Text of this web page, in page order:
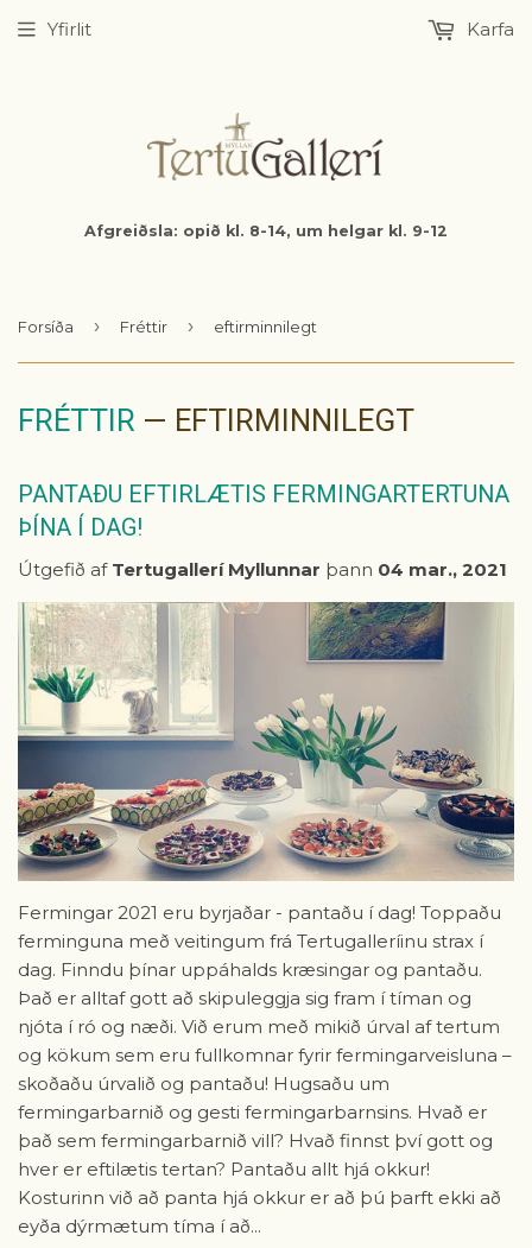
Afgreiðsla: opið kl. 8-14, um helgar kl. 9-12
Yfirlit Karfa
Forsíða › Fréttir › eftirminnilegt
FRÉTTIR — EFTIRMINNILEGT
PANTAÐU EFTIRLÆTIS FERMINGARTERTUNA
ÞÍNA Í DAG!
Útgefið af Tertugallerí Myllunnar þann 04 mar., 2021
Fermingar 2021 eru byrjaðar - pantaðu í dag! Toppaðu
ferminguna með veitingum frá Tertugalleríinu strax í
dag. Finndu þínar uppáhalds kræsingar og pantaðu.
Það er alltaf gott að skipuleggja sig fram í tíman og
njóta í ró og næði. Við erum með mikið úrval af tertum
og kökum sem eru fullkomnar fyrir fermingarveisluna –
skoðaðu úrvalið og pantaðu! Hugsaðu um
fermingarbarnið og gesti fermingarbarnsins. Hvað er
það sem fermingarbarnið vill? Hvað finnst því gott og
hver er eftilætis tertan? Pantaðu allt hjá okkur!
Kosturinn við að panta hjá okkur er að þú þarft ekki að
eyða dýrmætum tíma í að...